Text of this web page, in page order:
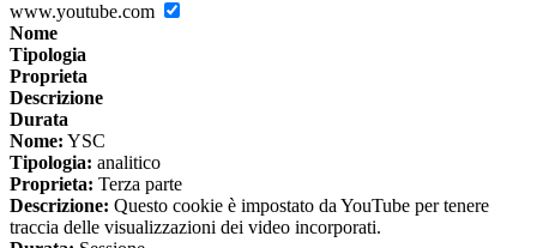
www.youtube.com
Nome
Tipologia
Proprieta
Descrizione
Durata
Nome: YSC
Tipologia: analitico
Proprieta: Terza parte
Descrizione: Questo cookie è impostato da YouTube per tenere
traccia delle visualizzazioni dei video incorporati.